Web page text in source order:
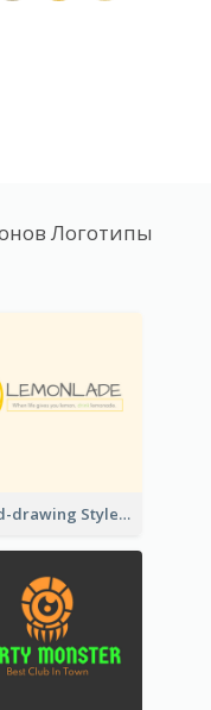
Логотипы
Hand-drawing Style Fruit Logo